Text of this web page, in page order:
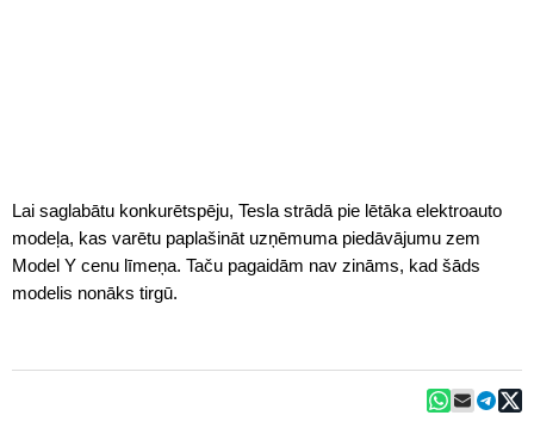
Lai saglabātu konkurētspēju, Tesla strādā pie lētāka elektroauto
modeļa, kas varētu paplašināt uzņēmuma piedāvājumu zem
Model Y cenu līmeņa. Taču pagaidām nav zināms, kad šāds
modelis nonāks tirgū.